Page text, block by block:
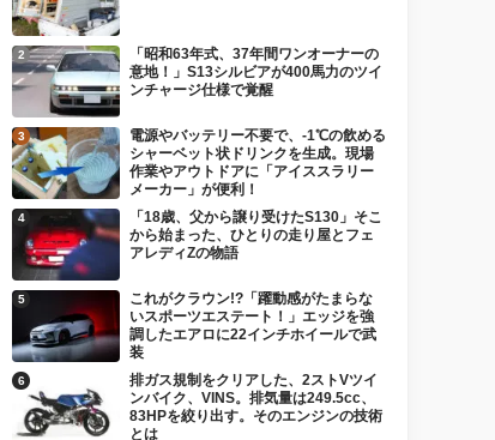
「昭和63年式、37年間ワンオーナーの
意地！」S13シルビアが400馬力のツイ
ンチャージ仕様で覚醒
電源やバッテリー不要で、-1℃の飲める
シャーベット状ドリンクを生成。現場
作業やアウトドアに「アイススラリー
メーカー」が便利！
「18歳、父から譲り受けたS130」そこ
から始まった、ひとりの走り屋とフェ
アレディZの物語
これがクラウン!?「躍動感がたまらな
いスポーツエステート！」エッジを強
調したエアロに22インチホイールで武
装
排ガス規制をクリアした、2ストVツイ
ンバイク、VINS。排気量は249.5cc、
83HPを絞り出す。そのエンジンの技術
とは